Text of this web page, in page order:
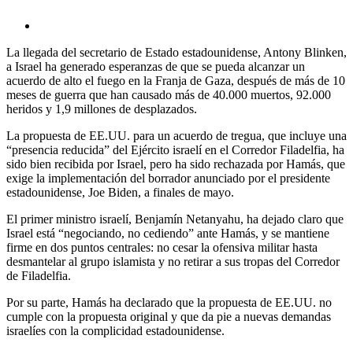
La llegada del secretario de Estado estadounidense, Antony Blinken,
a Israel ha generado esperanzas de que se pueda alcanzar un
acuerdo de alto el fuego en la Franja de Gaza, después de más de 10
meses de guerra que han causado más de 40.000 muertos, 92.000
heridos y 1,9 millones de desplazados.
La propuesta de EE.UU. para un acuerdo de tregua, que incluye una
“presencia reducida” del Ejército israelí en el Corredor Filadelfia, ha
sido bien recibida por Israel, pero ha sido rechazada por Hamás, que
exige la implementación del borrador anunciado por el presidente
estadounidense, Joe Biden, a finales de mayo.
El primer ministro israelí, Benjamín Netanyahu, ha dejado claro que
Israel está “negociando, no cediendo” ante Hamás, y se mantiene
firme en dos puntos centrales: no cesar la ofensiva militar hasta
desmantelar al grupo islamista y no retirar a sus tropas del Corredor
de Filadelfia.
Por su parte, Hamás ha declarado que la propuesta de EE.UU. no
cumple con la propuesta original y que da pie a nuevas demandas
israelíes con la complicidad estadounidense.